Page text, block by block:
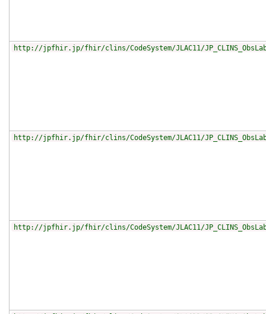
http://jpfhir.jp/fhir/clins/CodeSystem/JLAC11/
http://jpfhir.jp/fhir/clins/CodeSystem/JLAC11/
http://jpfhir.jp/fhir/clins/CodeSystem/JLAC11/